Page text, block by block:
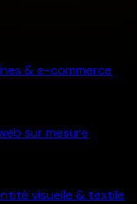
& e-commerce
sur mesure
visuelle & textile